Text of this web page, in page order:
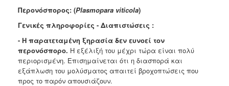
Περονόσπορος: (Plasmopara viticola)
Γενικές πληροφορίες - Διαπιστώσεις :
- Η παρατεταμένη ξηρασία δεν ευνοεί τον
περονόσπορο. Η εξέλιξή του μέχρι τώρα είναι πολύ
περιορισμένη. Επισημαίνεται ότι η διασπορά και
εξάπλωση του μολύσματος απαιτεί βροχοπτώσεις που
προς το παρόν απουσιάζουν.